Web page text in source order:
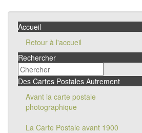
Accueil
Retour à l'accueil
Rechercher
Des Cartes Postales Autrement
Avant la carte postale
photographique
La Carte Postale avant 1900